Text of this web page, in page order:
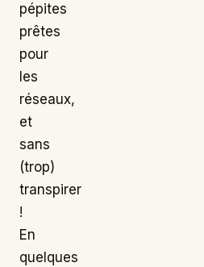
pépites
prêtes
pour
les
réseaux,
et
sans
(trop)
transpirer
!
En
quelques